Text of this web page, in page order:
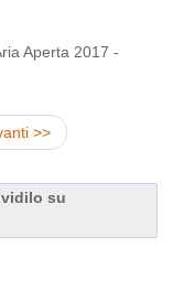
Aperta 2017 -
>>
su